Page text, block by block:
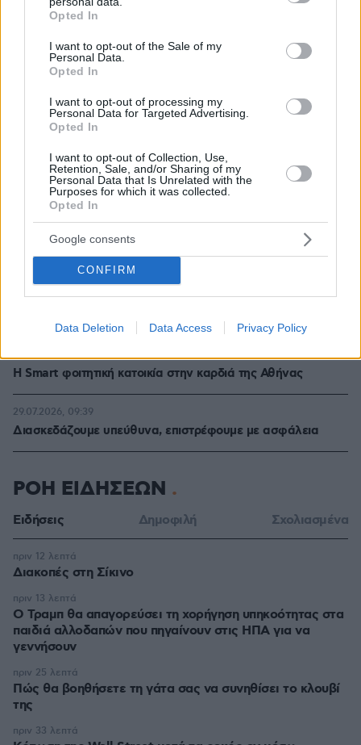
grant or deny consent to Google and its third-party tags to
use your data for below specified purposes in below Google
consent section.
Opted In
I want to opt-out of the Sale of my
Personal Data.
Opted In
I want to opt-out of processing my
Personal Data for Targeted Advertising.
Opted In
I want to opt-out of Collection, Use,
Retention, Sale, and/or Sharing of my
Personal Data that Is Unrelated with the
Purposes for which it was collected.
Opted In
Google consents
CONFIRM
Data Deletion Data Access Privacy Policy
Το DEI College παρουσιάζει τη Sophia. Την πρώτη 24/7
βοηθό AI που αλλάζει τον τρόπο με τον οποίο μαθαίνουν οι
30.07.2026, 09:33
Η Smart φοιτητική κατοικία στην καρδιά της Αθήνας
Διασκεδάζουμε υπεύθυνα, επιστρέφουμε με ασφάλεια
29.07.2026, 09:39
ΡΟΗ ΕΙΔΗΣΕΩΝ
Ειδήσεις Δημοφιλή Σχολιασμένα
Διακοπές στη Σίκινο
πριν 12 λεπτά
Ο Τραμπ θα απαγορεύσει τη χορήγηση υπηκοότητας στα
παιδιά αλλοδαπών που πηγαίνουν στις ΗΠΑ για να
γεννήσουν
πριν 13 λεπτά
Πώς θα βοηθήσετε τη γάτα σας να συνηθίσει το κλουβί
της
πριν 25 λεπτά
πριν 33 λεπτά